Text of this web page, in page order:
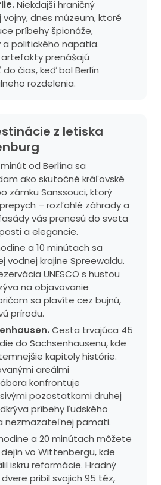
Niekdajší hraničný
dnes múzeum, ktoré
príbehy špionáže,
politického napätia.
prenášajú
čias, keď bol Berlín
rozdelenia.
z letiska
od Berlína sa
ako skutočné kráľovské
zámku Sanssouci, ktorý
– rozľahlé záhrady a
vás prenesú do sveta
a elegancie.
a 10 minútach sa
vodnej krajine Spreewaldu.
UNESCO s hustou
na objavovanie
sa plavíte cez bujnú,
prírodu.
Cesta trvajúca 45
do Sachsenhausenu, kde
kapitoly histórie.
areálmi
konfrontuje
pozostatkami druhej
príbehy ľudského
nezmazateľnej pamäti.
a 20 minútach môžete
vo Wittenbergu, kde
iskru reformácie. Hradný
pribil svojich 95 téz,